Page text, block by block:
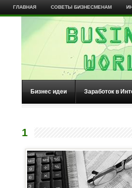
ГЛАВНАЯ СОВЕТЫ БИЗНЕСМЕНАМ
Бизнес идеи Заработок в
1